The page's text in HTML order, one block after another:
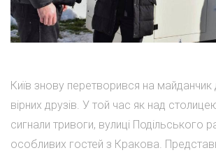
Київ знову перетворився на майданчик
вірних друзів. У той час як над
сигнали тривоги, вулиці Подільського
особливих гостей з Кракова.